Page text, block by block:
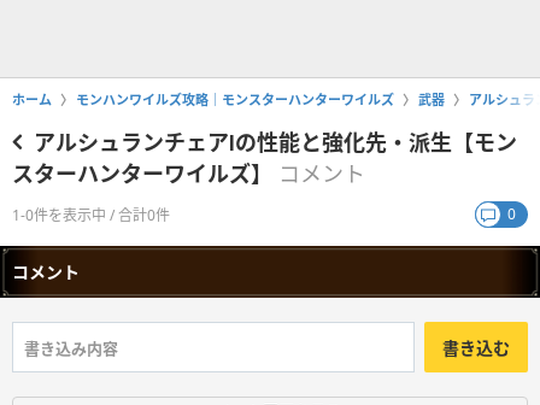
ホーム モンハンワイルズ攻略｜モンスターハンターワイルズ 武器 アルシュラ
アルシュランチェアⅠの性能と強化先・派生【モン
スターハンターワイルズ】
コメント
1-0件を表示中 / 合計0件 0
コメント
書き込む